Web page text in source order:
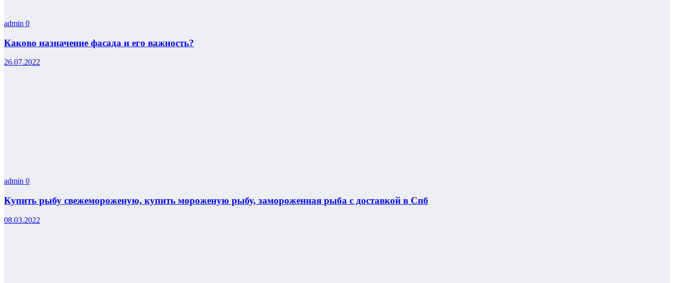
admin 0
Каково назначение фасада и его важность?
26.07.2022
admin 0
Купить рыбу свежемороженую, купить мороженую рыбу, замороженная рыба с доставкой в Спб
08.03.2022